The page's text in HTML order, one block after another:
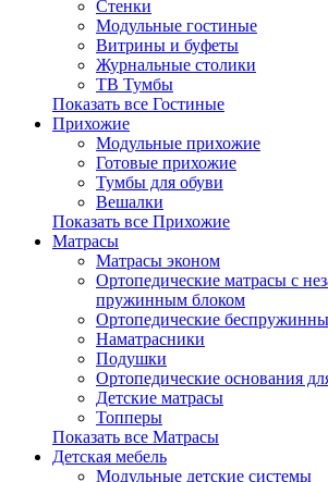
Стенки
Модульные гостиные
Витрины и буфеты
Журнальные столики
ТВ Тумбы
Показать все Гостиные
Прихожие
Модульные прихожие
Готовые прихожие
Тумбы для обуви
Вешалки
Показать все Прихожие
Матрасы
Матрасы эконом
Ортопедические матрасы с
пружинным блоком
Ортопедические
Наматрасники
Подушки
Ортопедические основания
Детские матрасы
Топперы
Показать все Матрасы
Детская мебель
Модульные детские системы